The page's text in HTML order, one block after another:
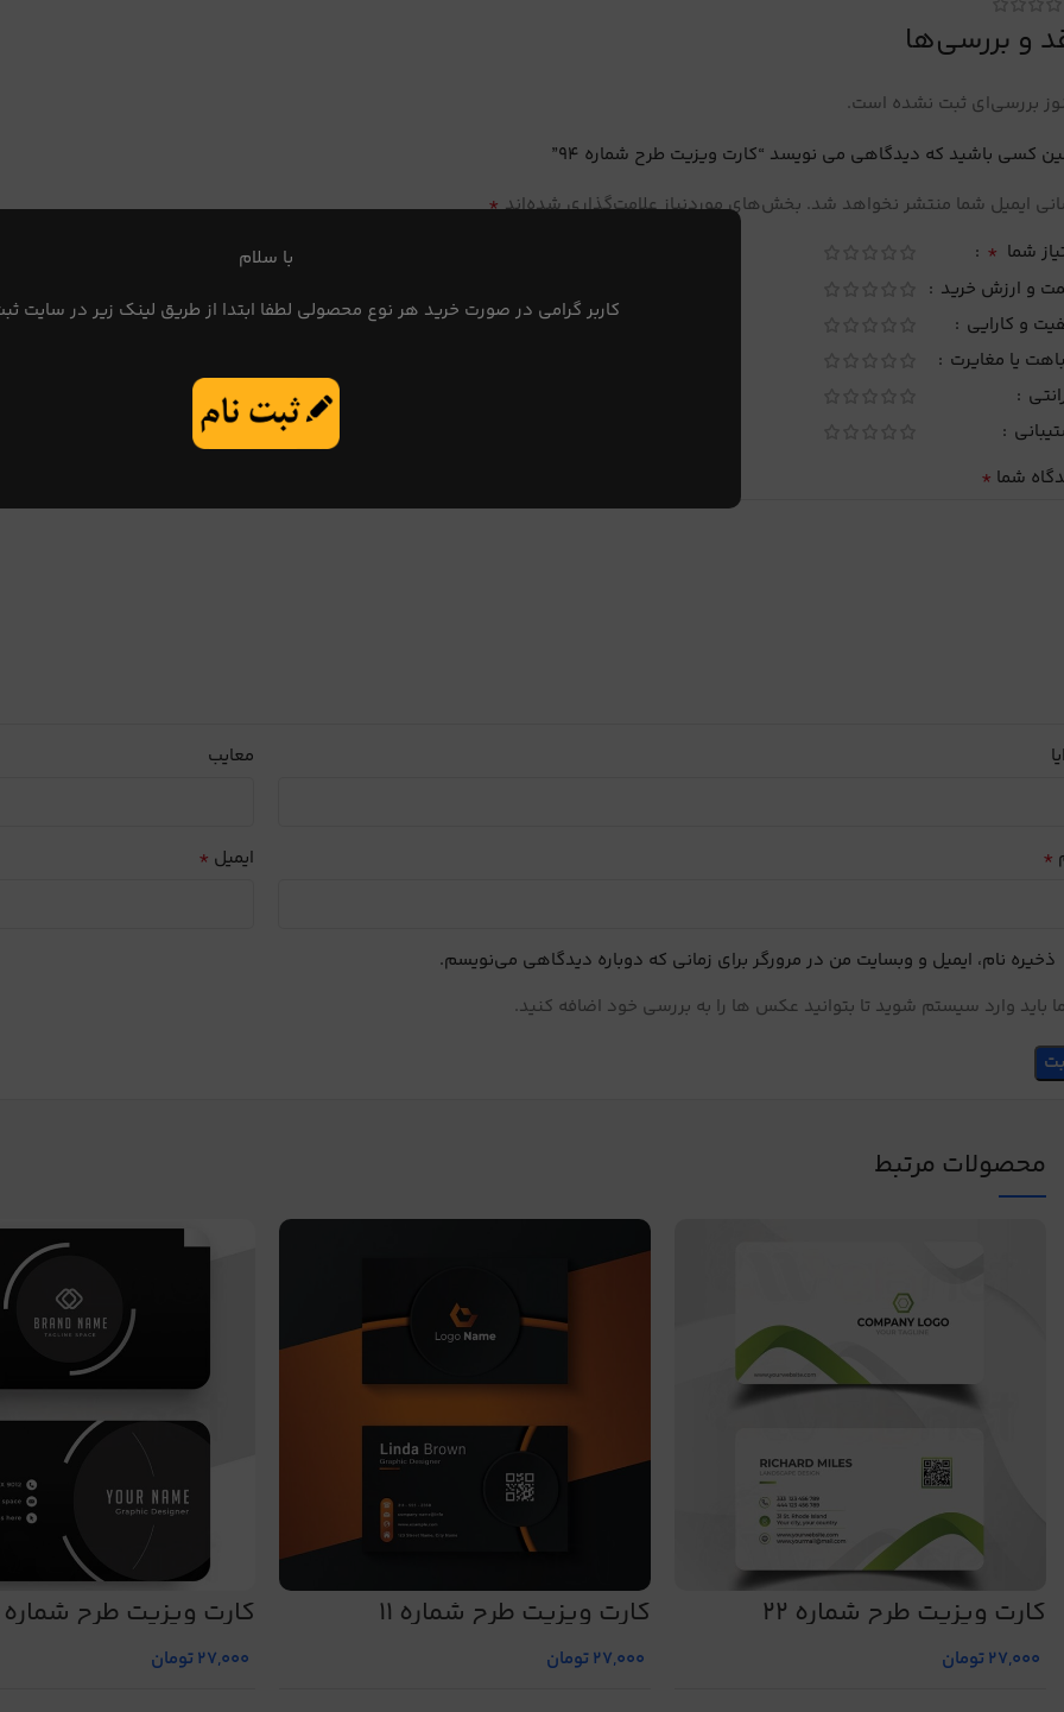
با سلام
کاربر گرامی در صورت خرید هر نوع محصولی لطفا ابتدا از طریق لینک زیر در سایت
و بررسی‌ها
بررسی‌ای ثبت نشده است.
کسی باشید که دیدگاهی می نویسد “کارت ویزیت طرح شماره 94”
ایمیل شما منتشر نخواهد شد. بخش‌های موردنیاز علامت‌گذاری شده‌اند*
شما *
و ارزش خرید
و کارایی
یا مغایرت
شما *
معایب
* ایمیل *
ذخیره نام، ایمیل و وبسایت من در مرورگر برای زمانی که دوباره دیدگاهی می‌نویسم.
باید وارد سیستم شوید تا بتوانید عکس ها را به بررسی خود اضافه کنید.
محصولات مرتبط
کارت ویزیت طرح شماره 22
27,000تومان
کارت ویزیت طرح شماره 11
27,000تومان
کارت ویزیت طرح شماره 14
27,000تومان